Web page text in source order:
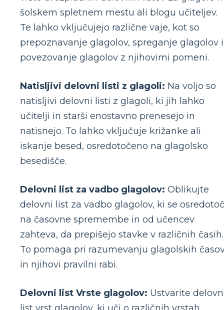
šolskem spletnem mestu ali blogu učiteljev.
Te lahko vključujejo različne vaje, kot so
prepoznavanje glagolov, spreganje glagolov
povezovanje glagolov z njihovimi pomeni.
Natisljivi delovni listi z glagoli: Na voljo so
natisljivi delovni listi z glagoli, ki jih lahko
učitelji in starši enostavno prenesejo in
natisnejo. To lahko vključuje križanke ali
iskanje besed, osredotočeno na glagolsko
besedišče.
Delovni list za vadbo glagolov: Oblikujte
delovni list za vadbo glagolov, ki se
na časovne spremembe in od učencev
zahteva, da prepišejo stavke v različnih časih.
To pomaga pri razumevanju glagolskih
in njihovi pravilni rabi.
Delovni list Vrste glagolov: Ustvarite